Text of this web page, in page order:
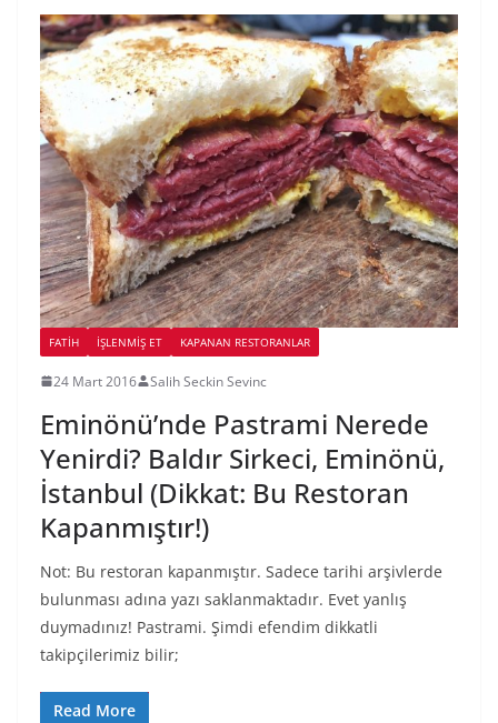
FATIH İŞLENMIŞ ET KAPANAN RESTORANLAR
24 Mart 2016 Salih Seckin Sevinc
Eminönü’nde Pastrami Nerede
Yenirdi? Baldır Sirkeci, Eminönü,
İstanbul (Dikkat: Bu Restoran
Kapanmıştır!)
Not: Bu restoran kapanmıştır. Sadece tarihi arşivlerde
bulunması adına yazı saklanmaktadır. Evet yanlış
duymadınız! Pastrami. Şimdi efendim dikkatli
takipçilerimiz bilir;
Read More